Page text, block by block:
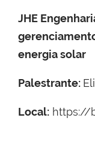
JHE
energia solar
Palestrante:
Local: https://